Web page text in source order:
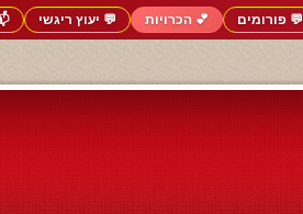
💬 פורומים 💕 הכרויות 💬 יעוץ ריגשי